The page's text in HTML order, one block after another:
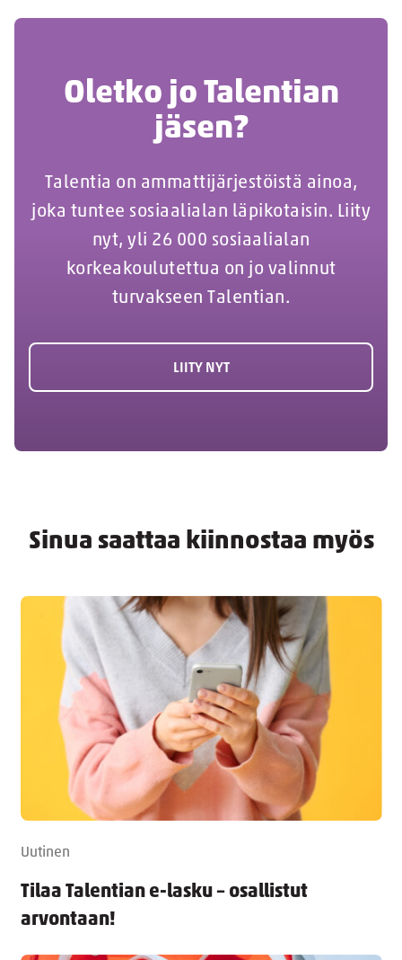
Oletko jo Talentian
jäsen?
Talentia on ammattijärjestöistä ainoa,
joka tuntee sosiaalialan läpikotaisin. Liity
nyt, yli 26 000 sosiaalialan
korkeakoulutettua on jo valinnut
turvakseen Talentian.
LIITY NYT
Sinua saattaa kiinnostaa myös
Uutinen
Tilaa Talentian e-lasku – osallistut
arvontaan!